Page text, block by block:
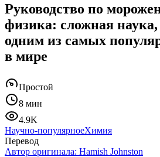
Руководство по
физика: сложная
одним из самых
в мире
Простой
8 мин
4.9K
Научно-популярноеХимия
Перевод
Автор оригинала: Hamish Johnston